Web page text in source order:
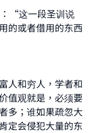
“这一段圣训说
的或者借用的东西
人和穷人，学者和
值观就是，必须要
多；谁如果疏忽大
定会侵犯大量的东